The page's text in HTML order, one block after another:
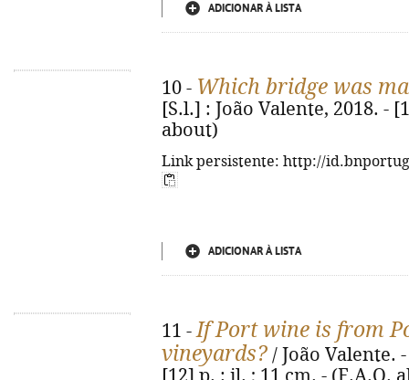
ADICIONAR À LISTA
10 - Which bridge was
[S.l.] : João Valente, 2018. -
about)
Link persistente: http://
ADICIONAR À LISTA
11 -If Port wine is from
vineyards? / João Valente.